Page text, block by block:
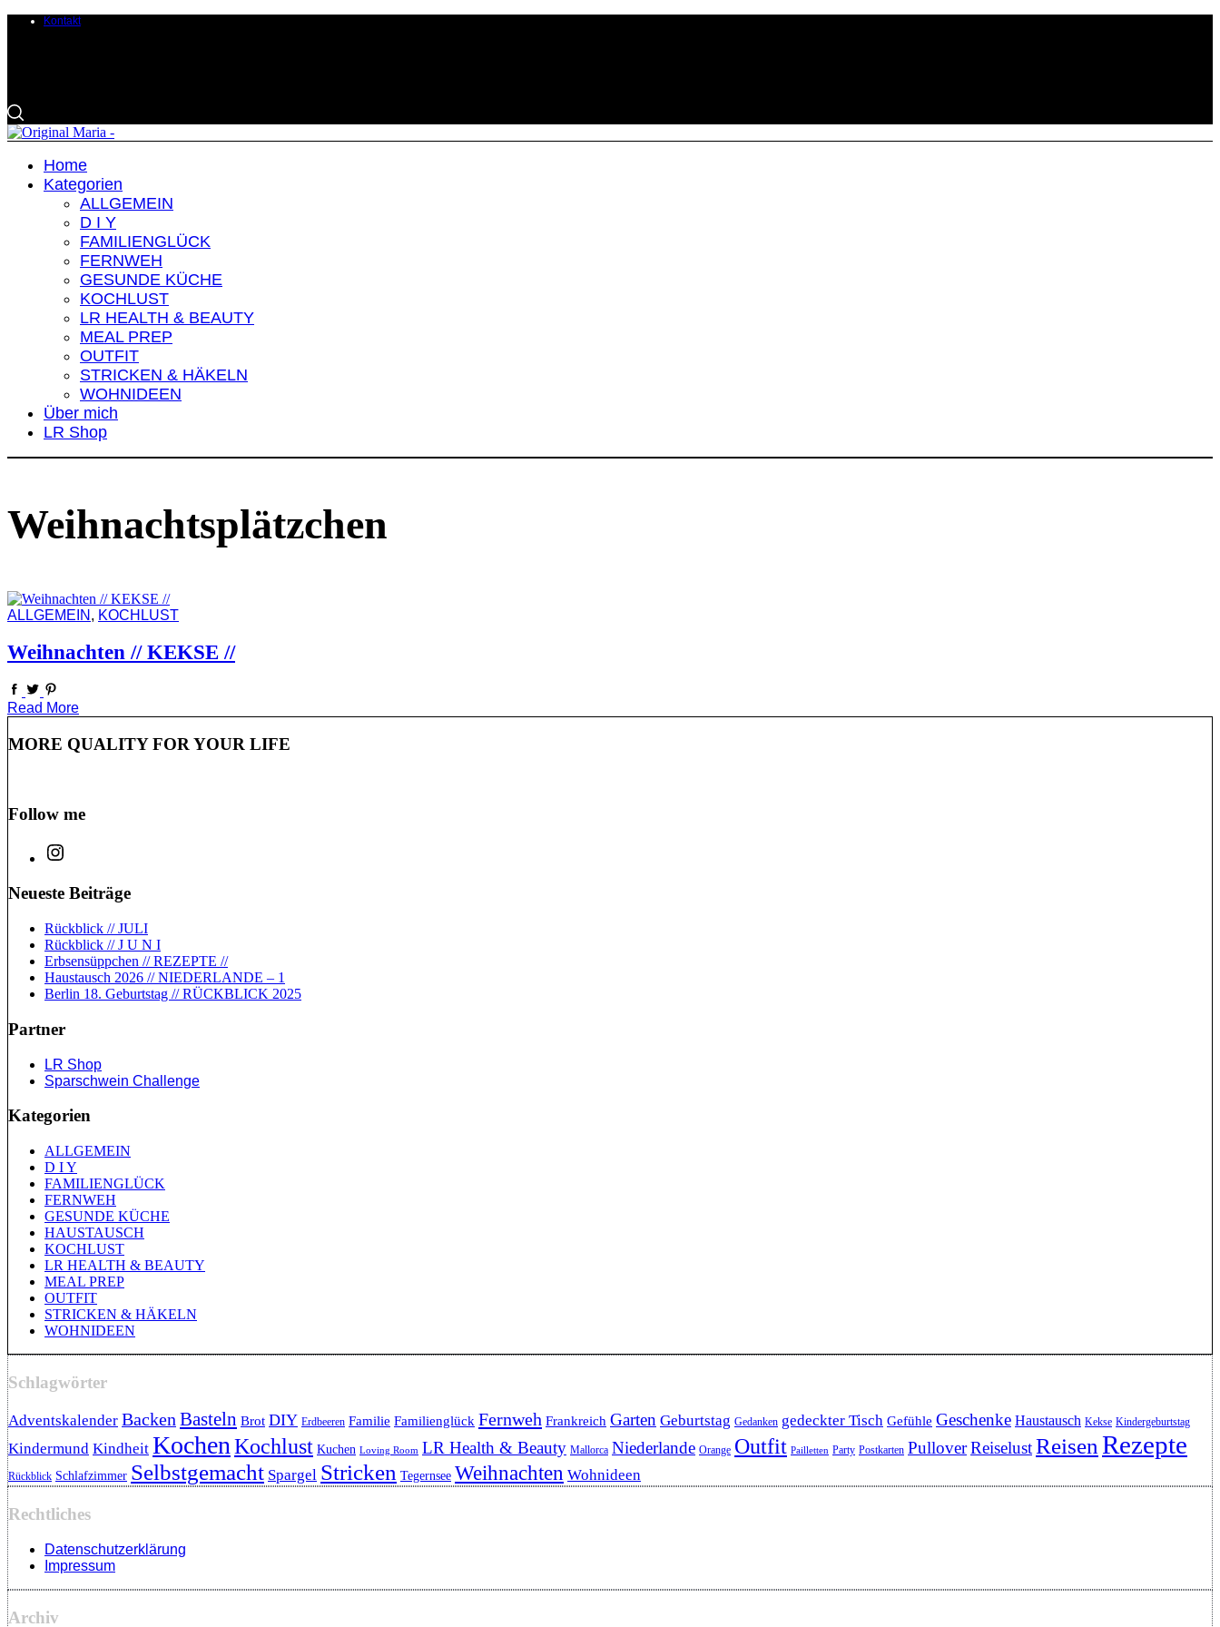
Kontakt
Home
Kategorien
ALLGEMEIN
D I Y
FAMILIENGLÜCK
FERNWEH
GESUNDE KÜCHE
KOCHLUST
LR HEALTH & BEAUTY
MEAL PREP
OUTFIT
STRICKEN & HÄKELN
WOHNIDEEN
Über mich
LR Shop
Weihnachtsplätzchen
ALLGEMEIN , KOCHLUST
Weihnachten // KEKSE //
Read More
MORE QUALITY FOR YOUR LIFE
Follow me
Neueste Beiträge
Rückblick // JULI
Rückblick // J U N I
Erbsensüppchen // REZEPTE //
Haustausch 2026 // NIEDERLANDE – 1
Berlin 18. Geburtstag // RÜCKBLICK 2025
Partner
LR Shop
Sparschwein Challenge
Kategorien
ALLGEMEIN
D I Y
FAMILIENGLÜCK
FERNWEH
GESUNDE KÜCHE
HAUSTAUSCH
KOCHLUST
LR HEALTH & BEAUTY
MEAL PREP
OUTFIT
STRICKEN & HÄKELN
WOHNIDEEN
Schlagwörter
Adventskalender BackenBasteln Brot DIY Erdbeeren Familie Familienglück Fernweh Frankreich Garten Geburtstag Gedanken gedeckter Tisch Gefühle Geschenke Haustausch Kekse Kindergeburtstag
Kindermund Kindheit KochenKochlust Kuchen Loving Room LR Health & Beauty Mallorca Niederlande Orange Outfit Pailletten Party Postkarten PulloverReiselustReisen Rezepte
Rückblick Schlafzimmer Selbstgemacht Spargel Stricken Tegernsee Weihnachten Wohnideen
Rechtliches
Datenschutzerklärung
Impressum
Archiv